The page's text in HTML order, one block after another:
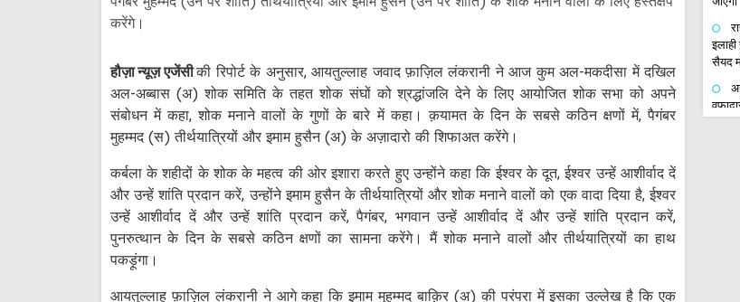
करेंगे।
हौज़ा न्यूज़ एजेंसीकी रिपोर्ट के अनुसार, आयतुल्लाह जवाद फ़ाज़िल लंकरानी ने आज कुम अल-मकदीसा में दखिल
अल-अब्बास (अ) शोक समिति के तहत शोक संघों को श्रद्धांजलि देने के लिए आयोजित शोक सभा को अपने
संबोधन में कहा, शोक मनाने वालों के गुणों के बारे में कहा। क़यामत के दिन के सबसे कठिन क्षणों में, पैगंबर
मुहम्मद (स) तीर्थयात्रियों और इमाम हुसैन (अ) के अज़ादारो की शिफाअत करेंगे।
कर्बला के शहीदों के शोक के महत्व की ओर इशारा करते हुए उन्होंने कहा कि ईश्वर के दूत, ईश्वर उन्हें आशीर्वाद दें
और उन्हें शांति प्रदान करें, उन्होंने इमाम हुसैन के तीर्थयात्रियों और शोक मनाने वालों को एक वादा दिया है, ईश्वर
उन्हें आशीर्वाद दें और उन्हें शांति प्रदान करें, पैगंबर, भगवान उन्हें आशीर्वाद दें और उन्हें शांति प्रदान करें,
पुनरुत्थान के दिन के सबसे कठिन क्षणों का सामना करेंगे। मैं शोक मनाने वालों और तीर्थयात्रियों का हाथ
पकड़ूंगा।
आयतुल्लाह फ़ाज़िल लंकरानी ने आगे कहा कि इमाम मुहम्मद बाक़िर (अ) की परंपरा में इसका उल्लेख है कि एक
सैयद